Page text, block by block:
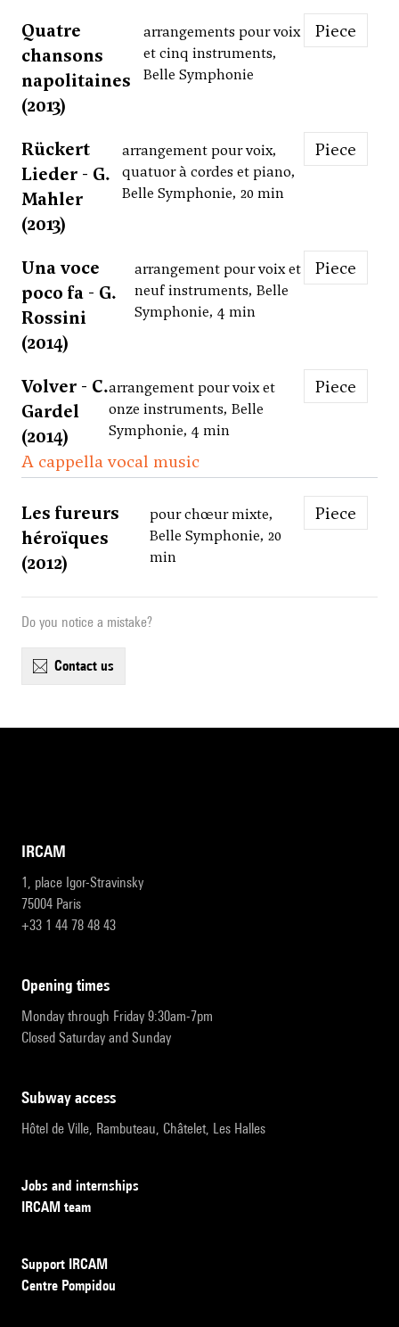
Quatre
chansons
napolitaines
(2013)
arrangements pour voix
et cinq instruments,
Belle Symphonie
Piece
Rückert
Lieder - G.
Mahler
(2013)
arrangement pour voix,
quatuor à cordes et piano,
Belle Symphonie, 20 min
Piece
Una voce
poco fa - G.
Rossini
(2014)
arrangement pour voix et
neuf instruments, Belle
Symphonie, 4 min
Piece
Volver - C.
Gardel
(2014)
arrangement pour voix et
onze instruments, Belle
Symphonie, 4 min
Piece
A cappella vocal music
Les fureurs
héroïques
(2012)
pour chœur mixte,
Belle Symphonie, 20
min
Piece
Do you notice a mistake?
contact us
IRCAM
1, place Igor-Stravinsky
75004 Paris
+33 1 44 78 48 43
opening times
Monday through Friday 9:30am-7pm
Closed Saturday and Sunday
subway access
Hôtel de Ville, Rambuteau, Châtelet, Les Halles
Jobs and internships
IRCAM team
Support IRCAM
Centre Pompidou